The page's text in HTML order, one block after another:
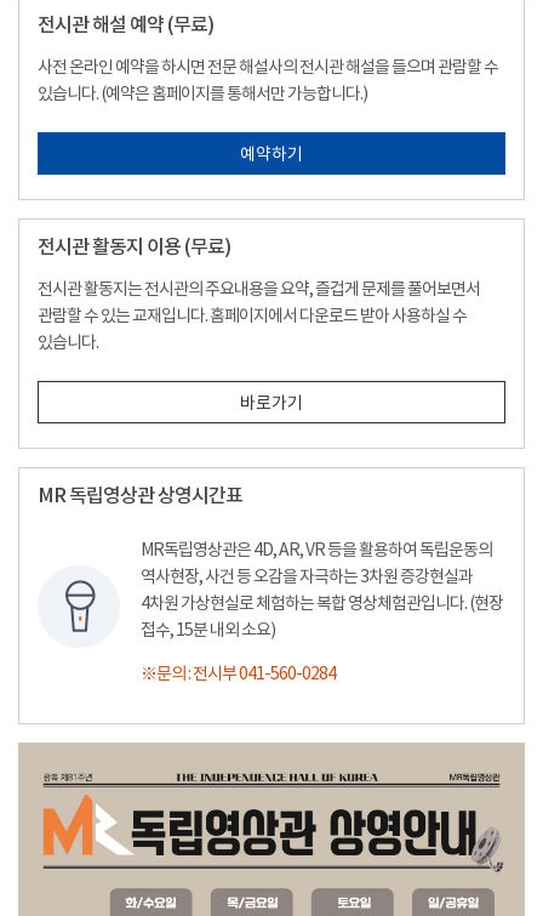
전시관 해설 예약 (무료)
사전 온라인 예약을 하시면 전문 해설사의 전시관 해설을 들으며 관람할 수
있습니다. (예약은 홈페이지를 통해서만 가능합니다.)
예약하기
전시관 활동지 이용 (무료)
전시관 활동지는 전시관의 주요내용을 요약, 즐겁게 문제를 풀어보면서
관람할 수 있는 교재입니다. 홈페이지에서 다운로드 받아 사용하실 수
있습니다.
바로가기
MR 독립영상관 상영시간표
MR독립영상관은 4D, AR, VR 등을 활용하여 독립운동의
역사현장, 사건 등 오감을 자극하는 3차원 증강현실과
4차원 가상현실로 체험하는 복합 영상체험관입니다. (현장
접수, 15분 내외 소요)
※문의 : 전시부 041-560-0284